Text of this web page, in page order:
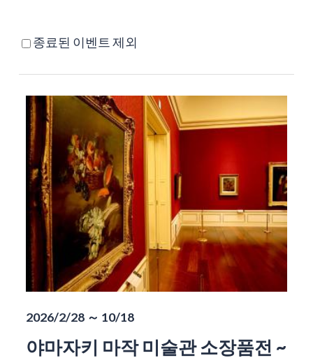
종료된 이벤트 제외
2026/2/28 ～ 10/18
야마자키 마작 미술관 소장품전 ~